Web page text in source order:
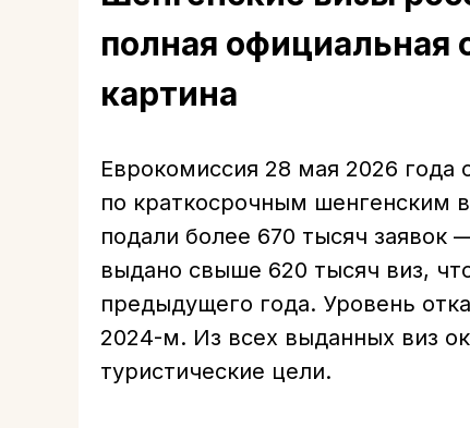
полная официальная
картина
Еврокомиссия 28 мая 2026 года
по краткосрочным шенгенским
подали более 670 тысяч
выдано свыше 620 тысяч виз,
предыдущего года. Уровень
2024-м. Из всех выданных виз
туристические цели.